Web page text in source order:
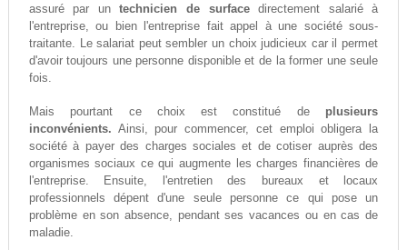
assuré par untechnicien de surfacedirectement salarié à
l'entreprise, ou bien l'entreprise fait appel à une société sous-
traitante. Le salariat peut sembler un choix judicieux car il permet
d'avoir toujours une personne disponible et de la former une seule
fois.
Mais pourtant ce choix est constitué de plusieurs
inconvénients. Ainsi, pour commencer, cet emploi obligera la
société à payer des charges sociales et de cotiser auprès des
organismes sociaux ce qui augmente les charges financières de
l'entreprise. Ensuite, l'entretien des bureaux et locaux
professionnels dépent d'une seule personne ce qui pose un
problème en son absence, pendant ses vacances ou en cas de
maladie.